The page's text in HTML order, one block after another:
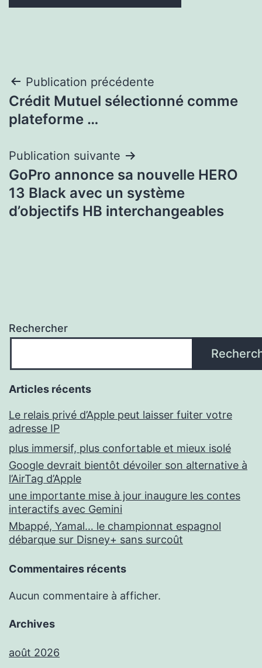
Navigation
de
Publication précédente
Crédit Mutuel sélectionné comme
plateforme …
Publication suivante
GoPro annonce sa nouvelle HERO
13 Black avec un système
d’objectifs HB interchangeables
Rechercher
Articles récents
Le relais privé d’Apple peut laisser fuiter votre
adresse IP
plus immersif, plus confortable et mieux isolé
Google devrait bientôt dévoiler son alternative à
l’AirTag d’Apple
une importante mise à jour inaugure les contes
interactifs avec Gemini
Mbappé, Yamal… le championnat espagnol
débarque sur Disney+ sans surcoût
Commentaires récents
Aucun commentaire à afficher.
Archives
août 2026